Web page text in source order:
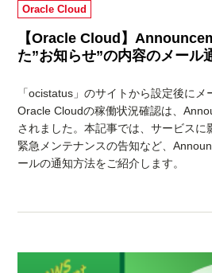
Oracle Cloud
【Oracle Cloud】
た”お知らせ”の内容のメール
「ocistatus」のサイトから設定後に
Oracle Cloudの稼働状況確認は、
されました。本記事では、サービスに
緊急メンテナンスの告知など、
ールの通知方法をご紹介します。